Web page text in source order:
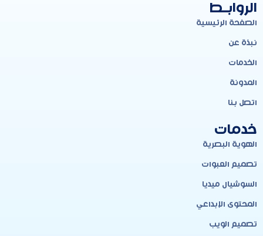
الروابـط
الصفحة الرئيسية
نبذة عن
الخدمات
المدونة
اتصل بنا
خدمات
الهوية البصرية
تصميم العبوات
السوشيال ميديا
المحتوى الإبداعي
تصميم الويب